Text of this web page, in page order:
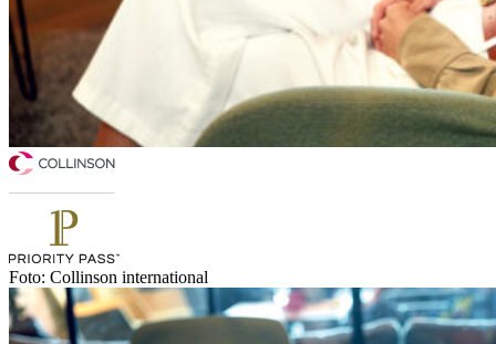
Foto: Collinson international